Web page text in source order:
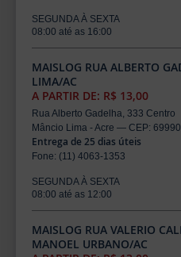
SEGUNDA À SEXTA
08:00 até as 16:00
MAISLOG RUA ALBERTO
LIMA/AC
A PARTIR DE: R$ 13,00
Rua Alberto Gadelha, 333 Centro
Mâncio Lima - Acre — CEP:
Entrega de 25 dias úteis
Fone: (11) 4063-1353
SEGUNDA À SEXTA
08:00 até as 12:00
MAISLOG RUA VALERIO
MANOEL URBANO/AC